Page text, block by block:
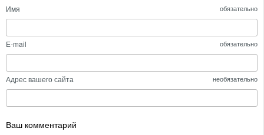
Имя обязательно
E-mail обязательно
Адрес вашего сайта необязательно
Ваш комментарий